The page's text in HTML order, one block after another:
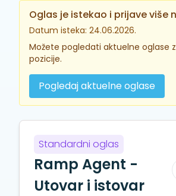
Oglas je istekao i prijave više
Datum isteka: 24.06.2026.
Možete pogledati aktuelne oglase
pozicije.
Pogledaj aktuelne oglase
Standardni oglas
Ramp Agent -
Utovar i istovar